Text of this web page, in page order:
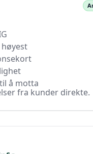
høyest
å motta
fra kunder direkte.